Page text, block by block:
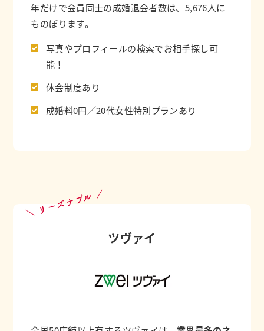
年だけで会員同士の成婚退会者数は、5,676人に
ものぼります。
写真やプロフィールの検索でお相手探し可
能！
休会制度あり
成婚料0円／20代女性特別プランあり
ツヴァイ
＼ リーズナブル ／